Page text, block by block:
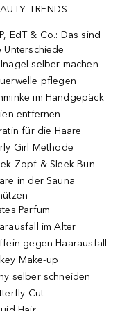
TRENDS
EdT & Co.: Das sind
Unterschiede
selber machen
pflegen
im Handgepäck
entfernen
für die Haare
Girl Methode
Zopf & Sleek Bun
in der Sauna
Parfum
im Alter
gegen Haarausfall
Make-up
selber schneiden
Cut